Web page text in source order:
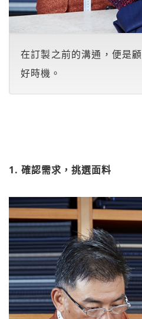
在訂製之前的溝通，便是
好時機。
1. 確認需求，挑選面料